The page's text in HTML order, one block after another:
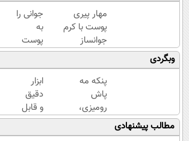
مهار پیری
پوست با کرم
جوانساز
پوست
آلمانی(تخفیف
ویژه تا
امشب)
جوانی را
به
پوست
خود
هدیه
دهید...
وبگردی
پنکه مه
پاش
رومیزی،
مخصوص
گرمایی‌ها!!
ابزار
دقیق
و قابل
اعتماد
برای
مطالب پیشنهادی